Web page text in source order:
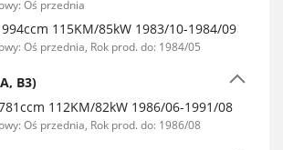
Oś przednia
115KM/85kW 1983/10-1984/09
Oś przednia, Rok prod. do: 1984/05
B3)
112KM/82kW 1986/06-1991/08
Oś przednia, Rok prod. do: 1986/08